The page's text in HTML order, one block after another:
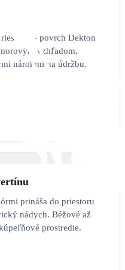
– povrch Dekton
vzhľadom,
nárokmi na údržbu.
prináša do priestoru
nádych. Béžové až
prostredie.